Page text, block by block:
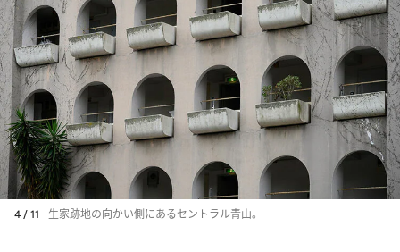
4 / 11 生家跡地の向かい側にあるセントラル青山。